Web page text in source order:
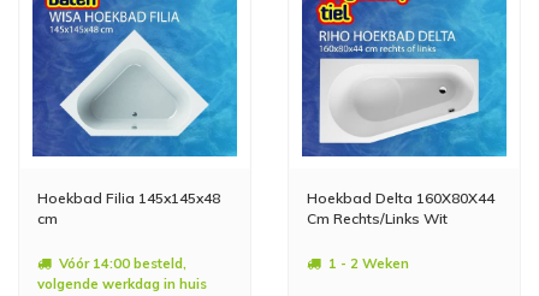
Hoekbad Filia 145x145x48
cm
Vóór 14:00 besteld,
volgende werkdag in huis
Hoekbad Delta 160X80X44
Cm Rechts/Links Wit
1 - 2 Weken